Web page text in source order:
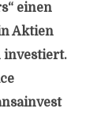
einen
Aktien
investiert.